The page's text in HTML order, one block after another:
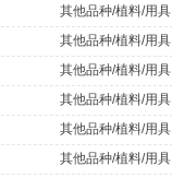
其他品种/植料/用具
其他品种/植料/用具
其他品种/植料/用具
其他品种/植料/用具
其他品种/植料/用具
其他品种/植料/用具